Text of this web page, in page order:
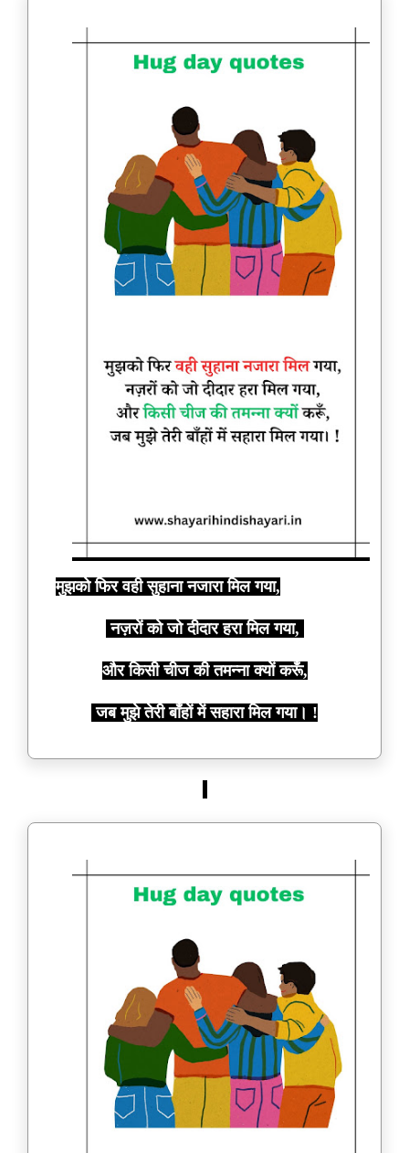
मुझको फिर वही सुहाना नजारा मिल गया,
नज़रों को जो दीदार हरा मिल गया,
और किसी चीज की तमन्ना क्यों करूँ,
जब मुझे तेरी बाँहों में सहारा मिल गया। !